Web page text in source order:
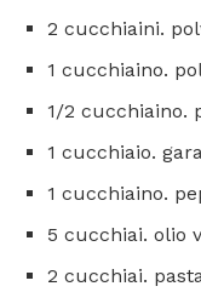
2 cucchiaini.
1 cucchiaino.
1/2 cucchiaino.
1 cucchiaio.
1 cucchiaino.
5 cucchiai. olio
2 cucchiai.